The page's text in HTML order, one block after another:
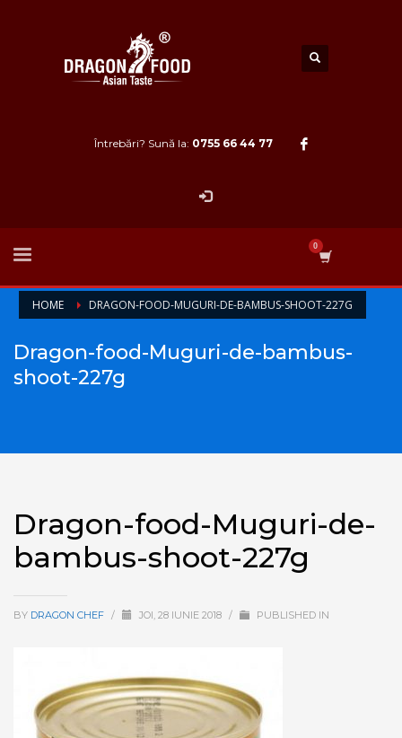
Întrebări? Sună la: 0755 66 44 77
HOME DRAGON-FOOD-MUGURI-DE-BAMBUS-SHOOT-227G
Dragon-food-Muguri-de-bambus-
shoot-227g
Dragon-food-Muguri-de-
bambus-shoot-227g
BY DRAGON CHEF / JOI, 28 IUNIE 2018 / PUBLISHED IN